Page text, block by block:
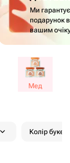
Ми
подарунок
вашим
Мед
Колір